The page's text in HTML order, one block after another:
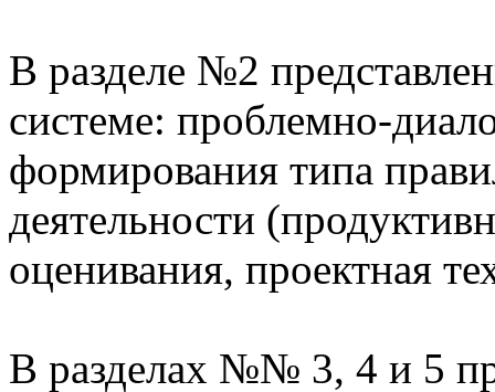
В разделе №2
системе: проблемно-
формирования типа
деятельности
оценивания, проектная
В разделах №№ 3, 4 и 5